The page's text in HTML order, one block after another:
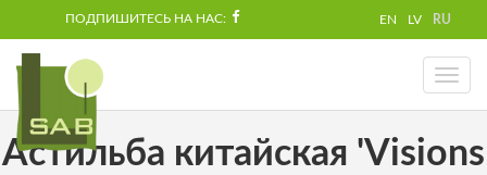
ПОДПИШИТЕСЬ НА НАС: EN LV RU
Toggle
Астильба китайская 'Visions